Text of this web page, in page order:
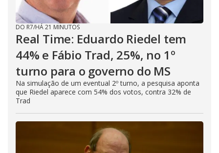
DO R7/HÁ 21 MINUTOS
Real Time: Eduardo Riedel tem
44% e Fábio Trad, 25%, no 1º
turno para o governo do MS
Na simulação de um eventual 2º turno, a pesquisa aponta
que Riedel aparece com 54% dos votos, contra 32% de
Trad